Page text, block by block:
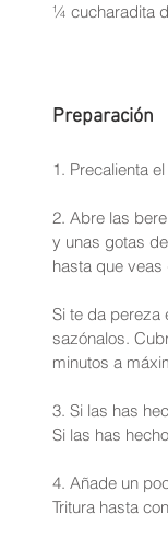
¼ cucharadita
Preparación
1. Precalienta
2. Abre las
y unas gotas
hasta que
Si te da pereza
sazónalos.
minutos a
3. Si las has
Si las has
4. Añade un
Tritura hasta